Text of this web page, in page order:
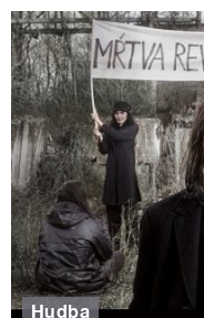
Hudba